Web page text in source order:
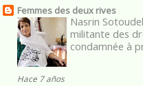
Femmes des deux rives
Nasrin
militante des
condamnée à
Hace 7 años